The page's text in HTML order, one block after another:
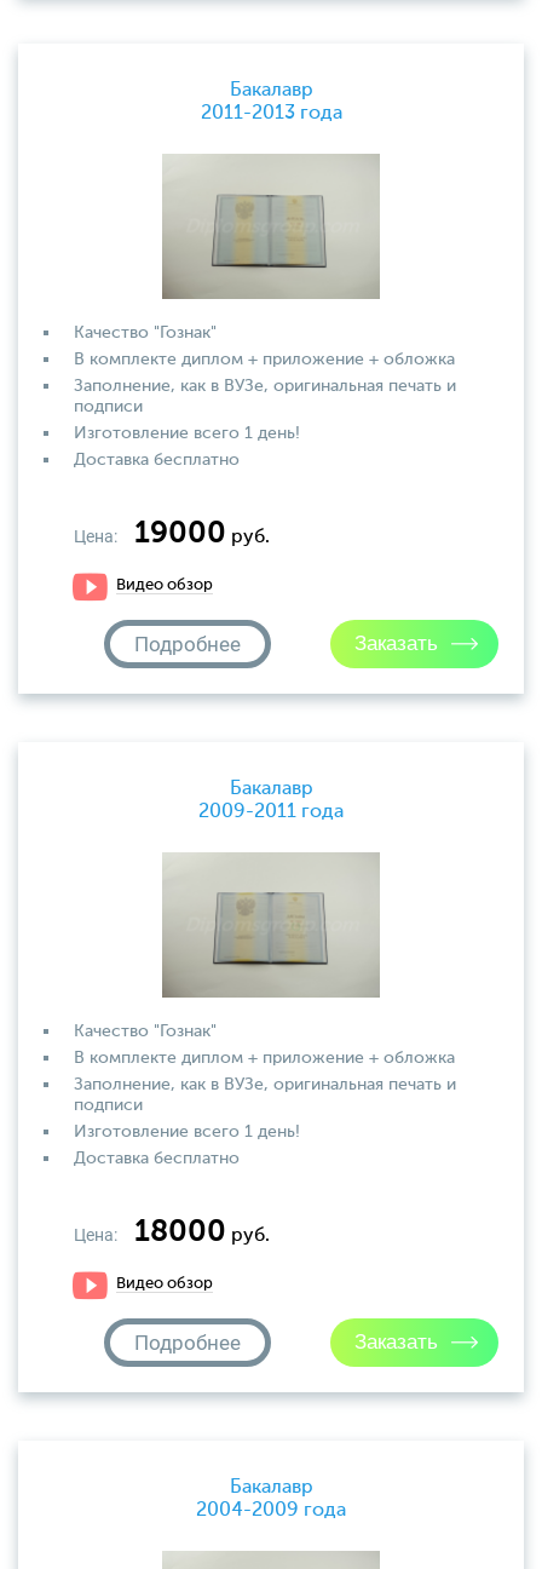
Бакалавр
2011-2013 года
Качество "Гознак"
В комплекте диплом + приложение + обложка
Заполнение, как в ВУЗе, оригинальная печать и
подписи
Изготовление всего 1 день!
Доставка бесплатно
Цена: 19000 руб.
Видео обзор
Подробнее
Бакалавр
2009-2011 года
Качество "Гознак"
В комплекте диплом + приложение + обложка
Заполнение, как в ВУЗе, оригинальная печать и
подписи
Изготовление всего 1 день!
Доставка бесплатно
Цена: 18000 руб.
Видео обзор
Подробнее
Бакалавр
2004-2009 года